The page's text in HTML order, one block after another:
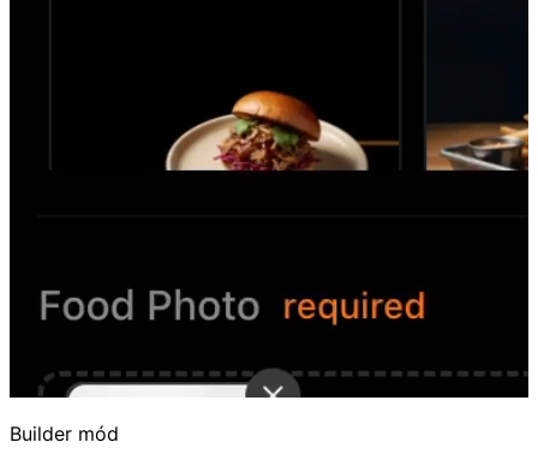
Builder mód